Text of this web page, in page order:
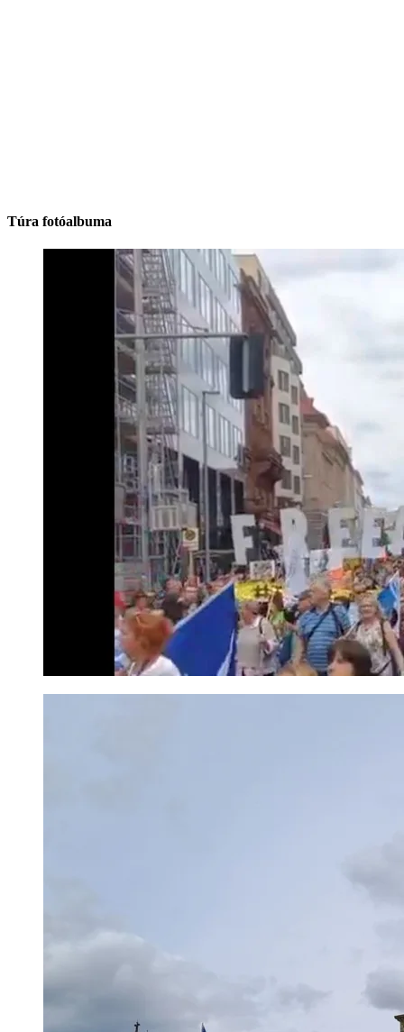
Túra fotóalbuma